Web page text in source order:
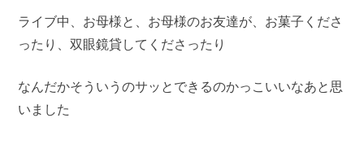
ライブ中、お母様と、お母様のお友達が、お菓子くださ
ったり、双眼鏡貸してくださったり
なんだかそういうのサッとできるのかっこいいなあと思
いました